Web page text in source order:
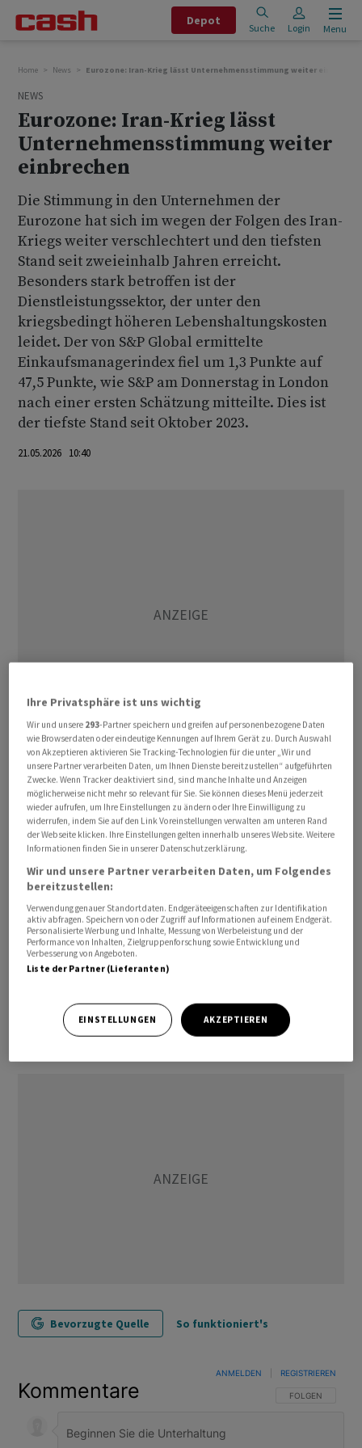
Depot
Suche Login Menu
Home News Eurozone: Iran-Krieg lässt Unternehmensstimmung weiter einbrechen
NEWS
Eurozone: Iran-Krieg lässt
Unternehmensstimmung weiter
einbrechen
Die Stimmung in den Unternehmen der
Eurozone hat sich im wegen der Folgen des Iran-
Kriegs weiter verschlechtert und den tiefsten
Stand seit zweieinhalb Jahren erreicht.
Besonders stark betroffen ist der
Dienstleistungssektor, der unter den
kriegsbedingt höheren Lebenshaltungskosten
leidet. Der von S&P Global ermittelte
Einkaufsmanagerindex fiel um 1,3 Punkte auf
47,5 Punkte, wie S&P am Donnerstag in London
nach einer ersten Schätzung mitteilte. Dies ist
der tiefste Stand seit Oktober 2023.
21.05.2026 10:40
Der Stimmungsindikator rutschte weiter unter die
Expansionsschwelle von 50 Punkten, was auf ein
Schrumpfen der wirtschaftlichen Aktivitäten hindeutet.
Der Stimmungsdämpfer kam für Analysten
überraschend. Sie hatten im Schnitt eine Stagnation auf
48,8 Punkten erwartet.
Sowohl in den Industriebetrieben als auch in den
Firmen des Dienstleistungssektors hat sich die
Stimmung eingetrübt. Im Verarbeitenden Gewerbe
bleibt der Stimmungsindikator über der
tiefer unter die Schwelle rutschte./jkr/jsl/stk
Bevorzugte Quelle So funktioniert's
Kommentare FOLGE DIESER
FOLGEN
ANMELDEN REGISTRIEREN
Ihre Privatsphäre ist uns wichtig
Wir und unsere 293-Partner speichern und greifen auf personenbezogene Daten
wie Browserdaten oder eindeutige Kennungen auf Ihrem Gerät zu. Durch Auswahl
von Akzeptieren aktivieren Sie Tracking-Technologien für die unter „Wir und
unsere Partner verarbeiten Daten, um Ihnen Dienste bereitzustellen“ aufgeführten
Zwecke. Wenn Tracker deaktiviert sind, sind manche Inhalte und Anzeigen
möglicherweise nicht mehr so relevant für Sie. Sie können dieses Menü jederzeit
wieder aufrufen, um Ihre Einstellungen zu ändern oder Ihre Einwilligung zu
widerrufen, indem Sie auf den Link Voreinstellungen verwalten am unteren Rand
der Webseite klicken. Ihre Einstellungen gelten innerhalb unseres Website. Weitere
Informationen finden Sie in unserer Datenschutzerklärung.
Wir und unsere Partner verarbeiten Daten, um Folgendes
bereitzustellen:
Verwendung genauer Standortdaten. Endgeräteeigenschaften zur Identifikation
aktiv abfragen. Speichern von oder Zugriff auf Informationen auf einem Endgerät.
Personalisierte Werbung und Inhalte, Messung von Werbeleistung und der
Performance von Inhalten, Zielgruppenforschung sowie Entwicklung und
Verbesserung von Angeboten.
Liste der Partner (Lieferanten)
EINSTELLUNGEN AKZEPTIEREN